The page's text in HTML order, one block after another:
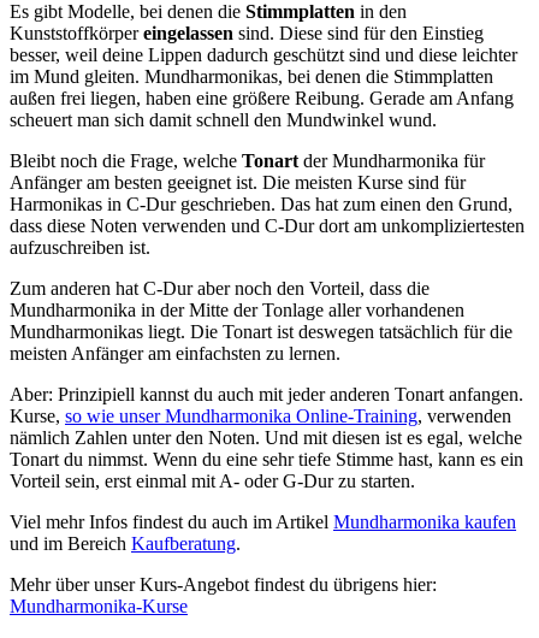
Es gibt Modelle, bei denen die Stimmplatten in den
Kunststoffkörpereingelassen sind. Diese sind für den Einstieg
besser, weil deine Lippen dadurch geschützt sind und diese leichter
im Mund gleiten. Mundharmonikas, bei denen die Stimmplatten
außen frei liegen, haben eine größere Reibung. Gerade am Anfang
scheuert man sich damit schnell den Mundwinkel wund.
Bleibt noch die Frage, welche Tonartder Mundharmonika für
Anfänger am besten geeignet ist. Die meisten Kurse sind für
Harmonikas in C-Dur geschrieben. Das hat zum einen den Grund,
dass diese Noten verwenden und C-Dur dort am unkompliziertesten
aufzuschreiben ist.
Zum anderen hat C-Dur aber noch den Vorteil, dass die
Mundharmonika in der Mitte der Tonlage aller vorhandenen
Mundharmonikas liegt. Die Tonart ist deswegen tatsächlich für die
meisten Anfänger am einfachsten zu lernen.
Aber: Prinzipiell kannst du auch mit jeder anderen Tonart anfangen.
Kurse, so wie unser Mundharmonika Online-Training, verwenden
nämlich Zahlen unter den Noten. Und mit diesen ist es egal, welche
Tonart du nimmst. Wenn du eine sehr tiefe Stimme hast, kann es ein
Vorteil sein, erst einmal mit A- oder G-Dur zu starten.
Viel mehr Infos findest du auch im Artikel Mundharmonika kaufen
und im Bereich Kaufberatung.
Mehr über unser Kurs-Angebot findest du übrigens hier:
Mundharmonika-Kurse